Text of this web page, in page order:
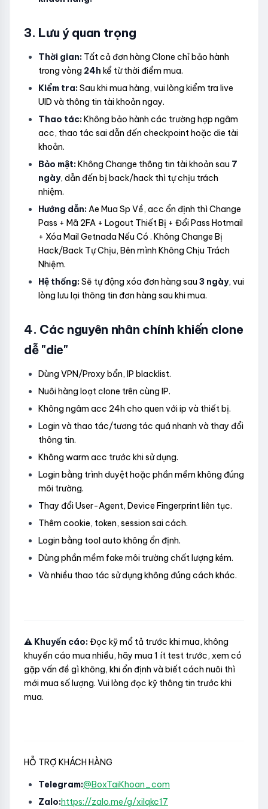
3. Lưu ý quan trọng
Thời gian: Tất cả đơn hàng Clone chỉ bảo hành
trong vòng 24h kể từ thời điểm mua.
Kiểm tra:Sau khi mua hàng, vui lòng kiểm tra live
UID và thông tin tài khoản ngay.
Thao tác:Không bảo hành các trường hợp ngâm
acc, thao tác sai dẫn đến checkpoint hoặc die tài
khoản.
Bảo mật:Không Change thông tin tài khoản sau 7
ngày, dẫn đến bị back/hack thì tự chịu trách
nhiệm.
Hướng dẫn:Ae Mua Sp Về, acc ổn định thì Change
Pass + Mã 2FA + Logout Thiết Bị + Đổi Pass Hotmail
+ Xóa Mail Getnada Nếu Có . Không Change Bị
Hack/Back Tự Chịu, Bên mình Không Chịu Trách
Nhiệm.
Hệ thống:Sẽ tự động xóa đơn hàng sau 3 ngày, vui
lòng lưu lại thông tin đơn hàng sau khi mua.
4. Các nguyên nhân chính khiến clone
dễ "die"
Dùng VPN/Proxy bẩn, IP blacklist.
Nuôi hàng loạt clone trên cùng IP.
Không ngâm acc 24h cho quen với ip và thiết bị.
Login và thao tác/tương tác quá nhanh và thay đổi
thông tin.
Không warm acc trước khi sử dụng.
Login bằng trình duyệt hoặc phần mềm không đúng
môi trường.
Thay đổi User-Agent, Device Fingerprint liên tục.
Thêm cookie, token, session sai cách.
Login bằng tool auto không ổn định.
Dùng phần mềm fake môi trường chất lượng kém.
Và nhiều thao tác sử dụng không đúng cách khác.
⚠️ Khuyến cáo:Đọc kỹ mổ tả trước khi mua, không
khuyến cáo mua nhiều, hãy mua 1 ít test trước, xem có
gặp vấn đề gì không, khi ổn định và biết cách nuôi thì
mới mua số lượng. Vui lòng đọc kỹ thông tin trước khi
mua.
HỖ TRỢ KHÁCH HÀNG
Telegram:@BoxTaiKhoan_com
Zalo:https://zalo.me/g/xilqkc17